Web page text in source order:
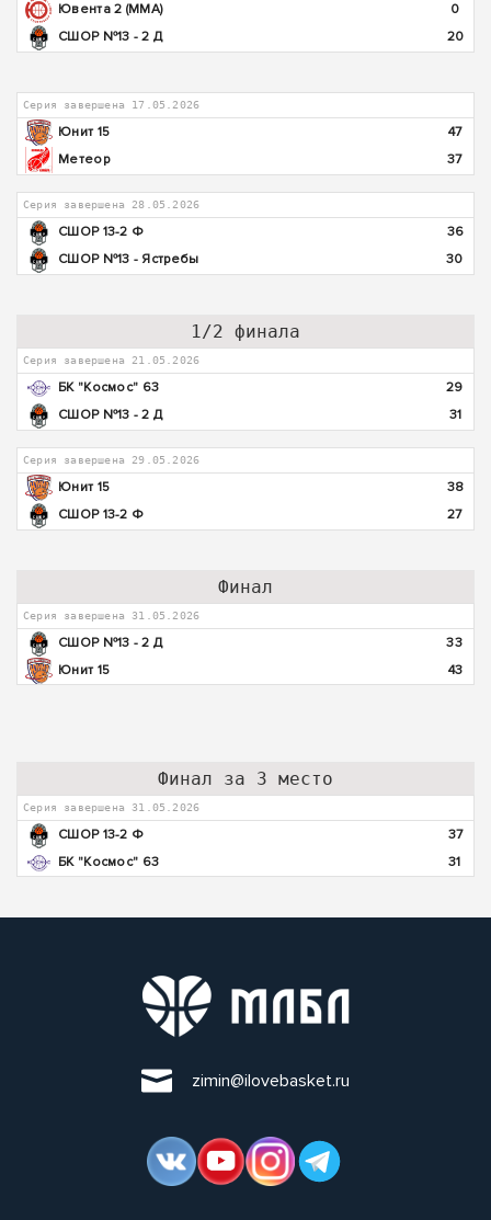
Ювента 2 (ММА)
0
СШОР №13 - 2 Д
20
Серия завершена 17.05.2026
Юнит 15
47
Метеор
37
Серия завершена 28.05.2026
СШОР 13-2 Ф
36
СШОР №13 - Ястребы
30
1/2 финала
Серия завершена 21.05.2026
БК "Космос" 63
29
СШОР №13 - 2 Д
31
Серия завершена 29.05.2026
Юнит 15
38
СШОР 13-2 Ф
27
Финал
Серия завершена 31.05.2026
СШОР №13 - 2 Д
33
Юнит 15
43
Финал за 3 место
Серия завершена 31.05.2026
СШОР 13-2 Ф
37
БК "Космос" 63
31
zimin@ilovebasket.ru